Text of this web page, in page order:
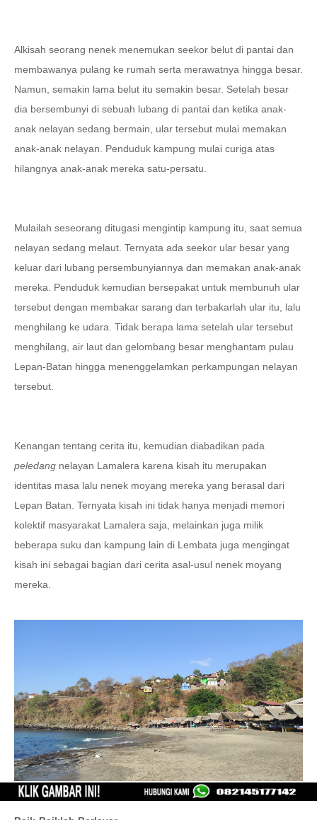
Alkisah seorang nenek menemukan seekor belut di pantai dan
membawanya pulang ke rumah serta merawatnya hingga besar.
Namun, semakin lama belut itu semakin besar. Setelah besar
dia bersembunyi di sebuah lubang di pantai dan ketika anak-
anak nelayan sedang bermain, ular tersebut mulai memakan
anak-anak nelayan. Penduduk kampung mulai curiga atas
hilangnya anak-anak mereka satu-persatu.
Mulailah seseorang ditugasi mengintip kampung itu, saat semua
nelayan sedang melaut. Ternyata ada seekor ular besar yang
keluar dari lubang persembunyiannya dan memakan anak-anak
mereka. Penduduk kemudian bersepakat untuk membunuh ular
tersebut dengan membakar sarang dan terbakarlah ular itu, lalu
menghilang ke udara. Tidak berapa lama setelah ular tersebut
menghilang, air laut dan gelombang besar menghantam pulau
Lepan-Batan hingga menenggelamkan perkampungan nelayan
tersebut.
Kenangan tentang cerita itu, kemudian diabadikan pada
peledang nelayan Lamalera karena kisah itu merupakan
identitas masa lalu nenek moyang mereka yang berasal dari
Lepan Batan. Ternyata kisah ini tidak hanya menjadi memori
kolektif masyarakat Lamalera saja, melainkan juga milik
beberapa suku dan kampung lain di Lembata juga mengingat
kisah ini sebagai bagian dari cerita asal-usul nenek moyang
mereka.